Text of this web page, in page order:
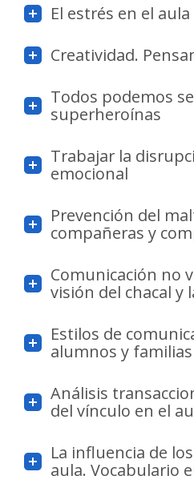
El estrés en el aula
Creatividad.
Todos podemos
superheroínas
Trabajar la
emocional
Prevención del
compañeras y
Comunicación no
visión del chacal y
Estilos de
alumnos y familias
Análisis
del vínculo en el
La influencia de
aula. Vocabulario